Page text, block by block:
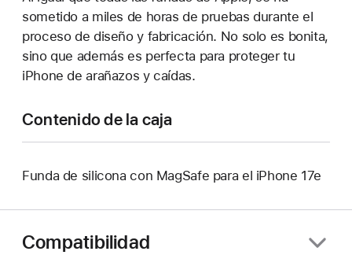
sometido a miles de horas de pruebas durante el
proceso de diseño y fabricación. No solo es bonita,
sino que además es perfecta para proteger tu
iPhone de arañazos y caídas.
Contenido de la caja
Funda de silicona con MagSafe para el iPhone 17e
Compatibilidad